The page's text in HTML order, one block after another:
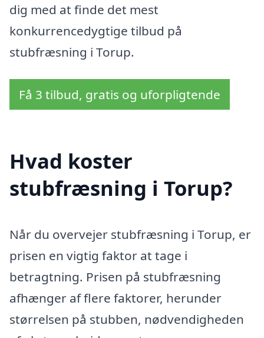
dig med at finde det mest
konkurrencedygtige tilbud på
stubfræsning i Torup.
Få 3 tilbud, gratis og uforpligtende
Hvad koster
stubfræsning i Torup?
Når du overvejer stubfræsning i Torup, er
prisen en vigtig faktor at tage i
betragtning. Prisen på stubfræsning
afhænger af flere faktorer, herunder
størrelsen på stubben, nødvendigheden